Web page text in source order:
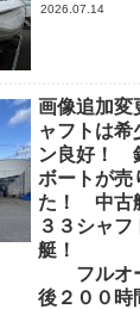
2026.07.14
画像追加変
ャフトは
ン良好！
ボートが売
た！ 中古
３３シャフ
フルオ
後２００時